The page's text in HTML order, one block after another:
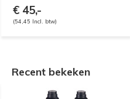
€ 45,-
(54,45 Incl. btw)
Recent bekeken